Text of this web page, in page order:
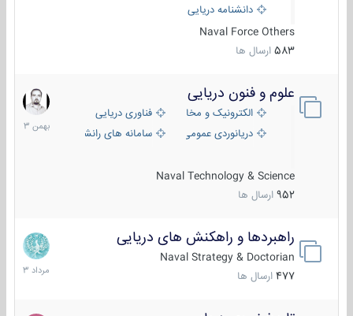
دانشنامه دریایی کپی
Naval Force Others
583 ارسال ها
علوم و فنون دریایی
الکترونیک و مخابرات دریاییفناوری دریایی
دریانوردی عمومی
سامانه های رانشی دریایی
Naval Technology & Science
952 ارسال ها
6
بهمن
1403
راهبردها و راهکنش های دریایی
Naval Strategy & Doctorian
477 ارسال ها
2
مرداد
1403